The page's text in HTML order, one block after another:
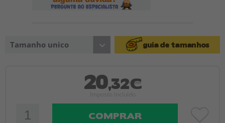
Tamanho unico guia de tamanhos
20,32€
COMPRAR